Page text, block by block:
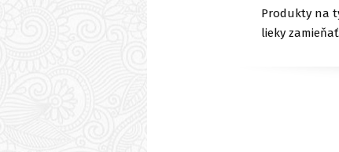
Produkty na
lieky zamieňať.